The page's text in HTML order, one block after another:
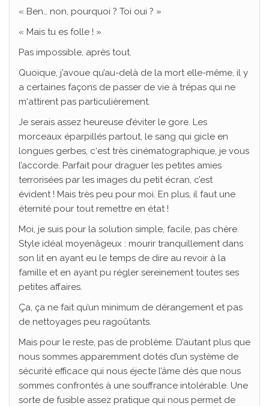
« Ben… non, pourquoi ? Toi oui ? »
« Mais tu es folle ! »
Pas impossible, après tout.
Quoique, j’avoue qu’au-delà de la mort elle-même, il y
a certaines façons de passer de vie à trépas qui ne
m‘attirent pas particulièrement.
Je serais assez heureuse d’éviter le gore. Les
morceaux éparpillés partout, le sang qui gicle en
longues gerbes, c‘est très cinématographique, je vous
l’accorde. Parfait pour draguer les petites amies
terrorisées par les images du petit écran, c’est
évident ! Mais très peu pour moi. En plus, il faut une
éternité pour tout remettre en état !
Moi, je suis pour la solution simple, facile, pas chère.
Style idéal moyenâgeux : mourir tranquillement dans
son lit en ayant eu le temps de dire au revoir à la
famille et en ayant pu régler sereinement toutes ses
petites affaires.
Ça, ça ne fait qu’un minimum de dérangement et pas
de nettoyages peu ragoûtants.
Mais pour le reste, pas de problème. D’autant plus que
nous sommes apparemment dotés d’un système de
sécurité efficace qui nous éjecte l’âme dès que nous
sommes confrontés à une souffrance intolérable. Une
sorte de fusible assez pratique qui nous permet de